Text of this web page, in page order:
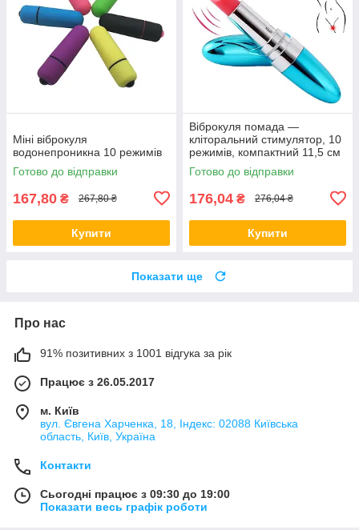
Міні віброкуля
водонепроникна 10 режимів
Готово до відправки
167,80 ₴ 267,80 ₴
Купити
Віброкуля помада —
кліторальний стимулятор, 10
режимів, компактний 11,5 см
Готово до відправки
176,04 ₴ 276,04 ₴
Купити
Показати ще
Про нас
91% позитивних з 1001 відгука за рік
Працює з 26.05.2017
м. Київ
вул. Євгена Харченка, 18, Індекс: 02088 Київська
область, Київ, Україна
Контакти
Сьогодні працює з 09:30 до 19:00
Показати весь графік роботи